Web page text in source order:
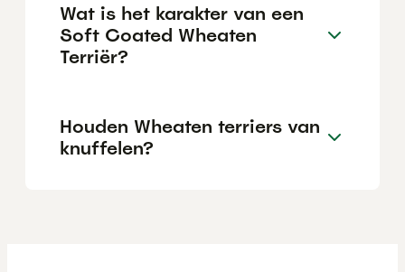
Wat is het karakter van een
Soft Coated Wheaten
Terriër?
Houden Wheaten terriers van
knuffelen?